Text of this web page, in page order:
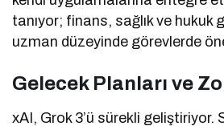
tanıyor; finans, sağlık ve hukuk
uzman düzeyinde görevlerde
Gelecek Planları ve
xAI, Grok 3’ü sürekli geliştiriyor.